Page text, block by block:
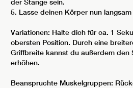
der Stange sein.
5. Lasse deinen Körper nun
Variationen: Halte dich für ca. 1
obersten Position. Durch eine
Griffbreite kannst du außerdem den
erhöhen.
Beanspruchte Muskelgruppen: